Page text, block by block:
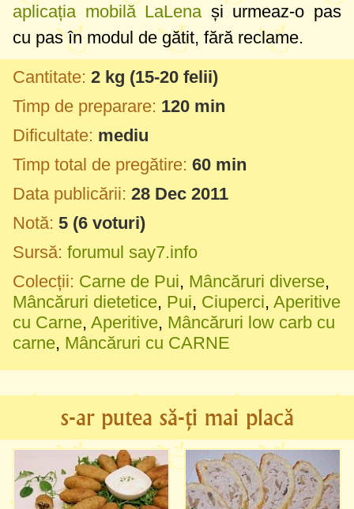
aplicația mobilă LaLena și urmeaz-o pas
cu pas în modul de gătit, fără reclame.
Cantitate: 2 kg (15-20 felii)
Timp de preparare: 120 min
Dificultate: mediu
Timp total de pregătire: 60 min
Data publicării: 28 Dec 2011
Notă: 5 (6 voturi)
Sursă: forumul say7.info
Colecții: Carne de Pui, Mâncăruri diverse,
Mâncăruri dietetice, Pui, Ciuperci, Aperitive
cu Carne, Aperitive, Mâncăruri low carb cu
carne, Mâncăruri cu CARNE
s-ar putea să-ți mai placă